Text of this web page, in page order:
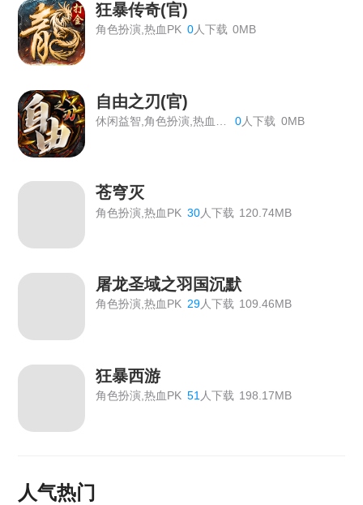
《神仙道》开服表
《血饮龙纹》双11狂欢活动
《血饮龙纹》历史累计线下返利
《血饮龙纹》单日线下返利
《血饮龙纹》VIP价格表
传奇霸主线下活动
《绝世秘籍》2026年7月6日合服公告
《九曲封神》开服活动
《霸者天下》5月22日维护公告
《霸者天下》5月12日维护公告
《霸者天下》5月7日维护公告
狂暴传奇(官)
角色扮演,热血PK 0人下载 0MB
自由之刃(官)
0人下载 0MB
苍穹灭
角色扮演,热血PK 30人下载 120.74MB
屠龙圣域之羽国沉默
角色扮演,热血PK 29人下载 109.46MB
狂暴西游
角色扮演,热血PK 51 人下载 198.17MB
人气热门